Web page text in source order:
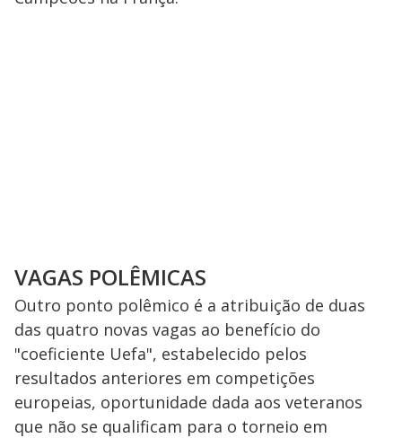
VAGAS POLÊMICAS
Outro ponto polêmico é a atribuição de duas
das quatro novas vagas ao benefício do
"coeficiente Uefa", estabelecido pelos
resultados anteriores em competições
europeias, oportunidade dada aos veteranos
que não se qualificam para o torneio em